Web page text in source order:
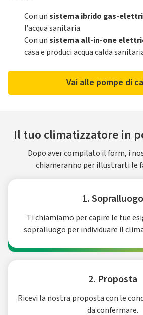
Con unsistema ibrido gas-
l’acqua sanitaria
Con unsistema all-in-one
casa e produci acqua calda
Vai alle pompe di
Il tuo climatizzatore in
Dopo aver compilato il form, i
chiameranno per illustrarti le
1. Sopralluogo
Ti chiamiamo per capire le tue
sopralluogo per individuare il
2. Proposta
Ricevi la nostra proposta con le
da confermare.